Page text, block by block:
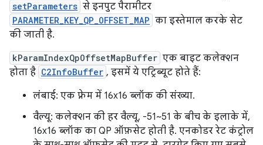
setParameters से इनपुट पैरामीटर
PARAMETER_KEY_QP_OFFSET_MAP का इस्तेमाल करके सेट
की जाती है.
kParamIndexQpOffsetMapBuffer एक बाइट कलेक्शन
होता है C2InfoBuffer , इसमें ये एट्रिब्यूट होते हैं:
लंबाई: एक फ़्रेम में 16x16 ब्लॉक की संख्या.
वैल्यू: कलेक्शन की हर वैल्यू, -51~51 के बीच के इलाके में,
16x16 ब्लॉक का QP ऑफ़सेट होती है. एनकोडर रेट कंट्रोल